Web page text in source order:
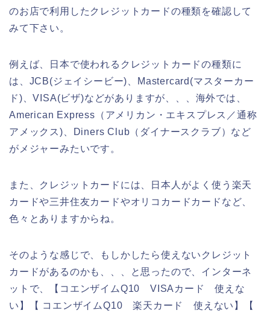
のお店で利用したクレジットカードの種類を確認して
みて下さい。
例えば、日本で使われるクレジットカードの種類に
は、JCB(ジェイシービー)、Mastercard(マスターカー
ド)、VISA(ビザ)などがありますが、、、海外では、
American Express（アメリカン・エキスプレス／通称
アメックス)、Diners Club（ダイナースクラブ）など
がメジャーみたいです。
また、クレジットカードには、日本人がよく使う楽天
カードや三井住友カードやオリコカードカードなど、
色々とありますからね。
そのような感じで、もしかしたら使えないクレジット
カードがあるのかも、、、と思ったので、インターネ
ットで、【コエンザイムQ10 VISAカード 使えな
い】【 コエンザイムQ10 楽天カード 使えない】【